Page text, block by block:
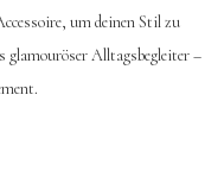
um deinen Stil zu
glamouröser Alltagsbegleiter –